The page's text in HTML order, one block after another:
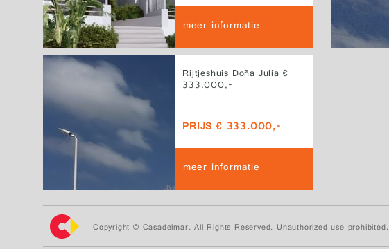
meer informatie
Rijtjeshuis Doña Julia €
333.000,-
PRIJS € 333.000,-
meer informatie
Copyright © Casadelmar. All Rights Reserved. Unauthorized use prohibited.